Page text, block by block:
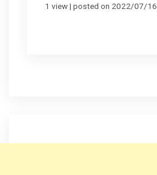
1 view| posted on 2022/07/16